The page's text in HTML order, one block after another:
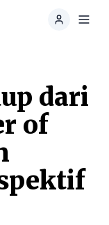
dari
of